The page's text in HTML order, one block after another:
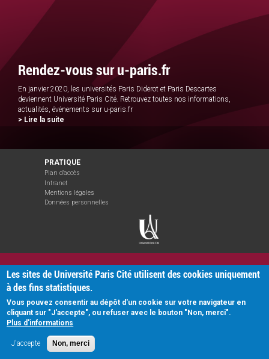
Rendez-vous sur u-paris.fr
En janvier 2020, les universités Paris Diderot et Paris Descartes
deviennent Université Paris Cité. Retrouvez toutes nos informations,
actualités, événements sur u-paris.fr
> Lire la suite
PRATIQUE
Plan d'accès
Intranet
Mentions légales
Données personnelles
Les sites de Université Paris Cité utilisent des cookies uniquement
à des fins statistiques.
Vous pouvez consentir au dépôt d'un cookie sur votre navigateur en
cliquant sur "J'accepte", ou refuser avec le bouton "Non, merci".
Plus d'informations
J'accepte Non, merci